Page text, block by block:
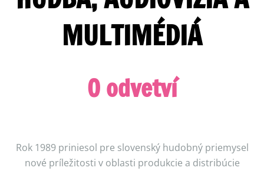
MULTIMÉDIÁ
O odvetví
Rok 1989 priniesol pre slovenský hudobný priemysel
nové príležitosti v oblasti produkcie a distribúcie